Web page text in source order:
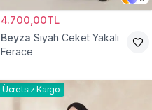
4.700,00TL
Beyza Siyah Ceket Yakalı
Ferace
Ücretsiz Kargo